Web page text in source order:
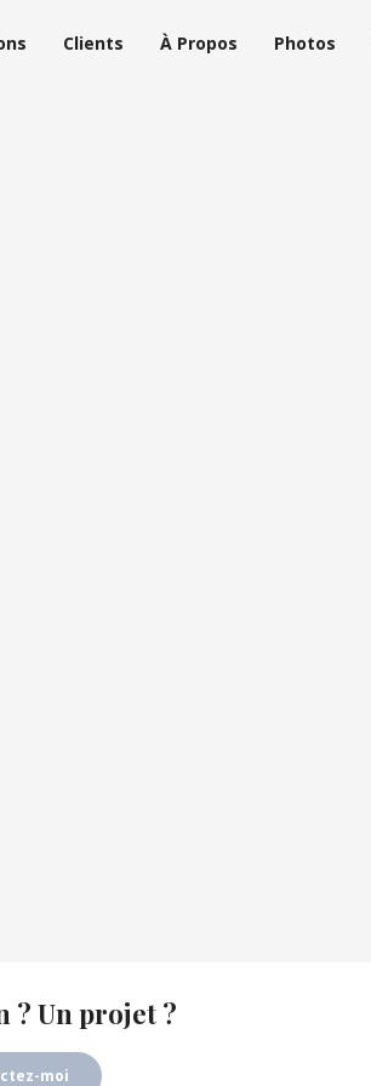
Clients À Propos Photos
? Un projet ?
moi